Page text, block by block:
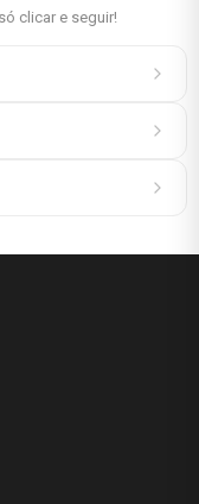
clicar e seguir!